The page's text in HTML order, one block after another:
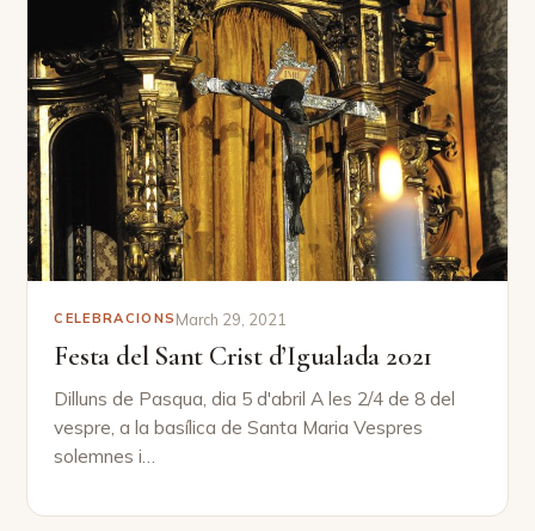
CELEBRACIONS March 29, 2021
Festa del Sant Crist d’Igualada 2021
Dilluns de Pasqua, dia 5 d'abril A les 2/4 de 8 del
vespre, a la basílica de Santa Maria Vespres
solemnes i…